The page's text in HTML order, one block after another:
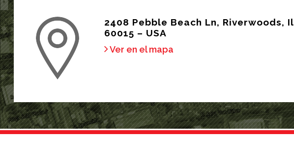
2408 Pebble Beach Ln, Riverwoods, Il
60015 – USA
Ver en el mapa